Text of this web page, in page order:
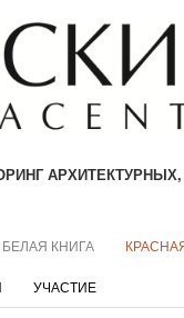
БЕЛАЯ КНИГА
УЧАСТИЕ